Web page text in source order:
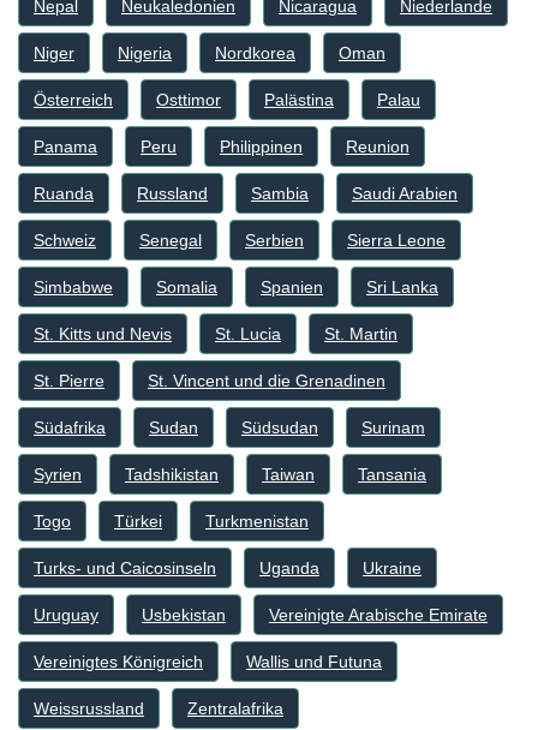
Nepal Neukaledonien Nicaragua Niederlande
Niger Nigeria Nordkorea Oman
Österreich Osttimor Palästina Palau
Panama Peru Philippinen Reunion
Ruanda Russland Sambia Saudi Arabien
Schweiz Senegal Serbien Sierra Leone
Simbabwe Somalia Spanien Sri Lanka
St. Kitts und Nevis St. Lucia St. Martin
St. Pierre St. Vincent und die Grenadinen
Südafrika Sudan Südsudan Surinam
Syrien Tadshikistan Taiwan Tansania
Togo Türkei Turkmenistan
Turks- und Caicosinseln Uganda Ukraine
Uruguay Usbekistan Vereinigte Arabische Emirate
Vereinigtes Königreich Wallis und Futuna
Weissrussland Zentralafrika